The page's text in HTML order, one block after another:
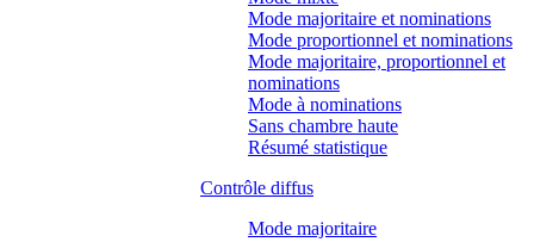
Mode majoritaire et nominations
Mode proportionnel et nominations
Mode majoritaire, proportionnel et
nominations
Mode à nominations
Sans chambre haute
Résumé statistique
Contrôle diffus
Mode majoritaire